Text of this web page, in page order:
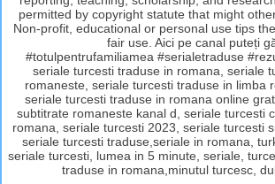
permitted by copyright statute that might
Non-profit, educational or personal use tips
fair use. Aici pe canal puteți
#totulpentrufamiliamea #serialetraduse
seriale turcesti traduse in romana, seriale
romaneste, seriale turcesti traduse in limba
seriale turcesti traduse in romana online
subtitrate romaneste kanal d, seriale turcesti
romana, seriale turcesti 2023, seriale turcesti
seriale turcesti traduse,seriale in romana,
seriale turcesti, lumea in 5 minute, seriale,
traduse in romana,minutul turcesc,